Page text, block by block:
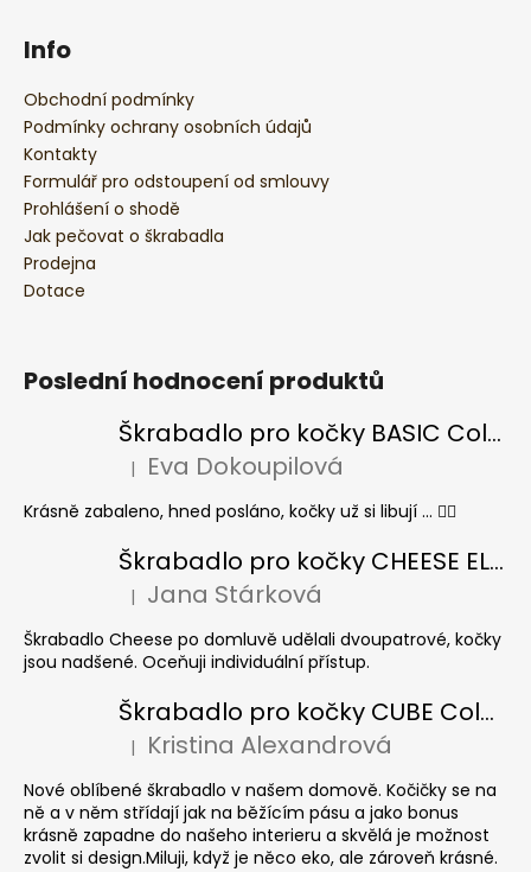
Info
Obchodní podmínky
Podmínky ochrany osobních údajů
Kontakty
Formulář pro odstoupení od smlouvy
Prohlášení o shodě
Jak pečovat o škrabadla
Prodejna
Dotace
Poslední hodnocení produktů
Škrabadlo pro kočky BASIC Colour
Hodnocení produktu je 5 z 5 hvězdiček.
| Eva Dokoupilová
Krásně zabaleno, hned posláno, kočky už si libují ... 👍🏻
Škrabadlo pro kočky CHEESE ELIPSE colour
Hodnocení produktu je 5 z 5 hvězdiček.
| Jana Stárková
Škrabadlo Cheese po domluvě udělali dvoupatrové, kočky
jsou nadšené. Oceňuji individuální přístup.
Škrabadlo pro kočky CUBE Colour
Hodnocení produktu je 5 z 5 hvězdiček.
| Kristina Alexandrová
Nové oblíbené škrabadlo v našem domově. Kočičky se na
ně a v něm střídají jak na běžícím pásu a jako bonus
krásně zapadne do našeho interieru a skvělá je možnost
zvolit si design.Miluji, když je něco eko, ale zároveň krásné.